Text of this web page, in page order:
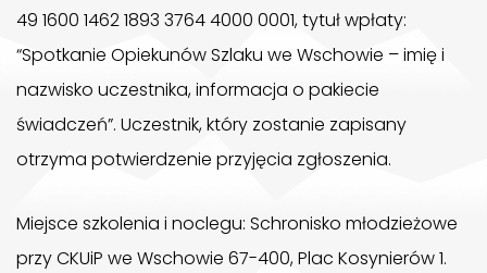
49 1600 1462 1893 3764 4000 0001, tytuł wpłaty:
“Spotkanie Opiekunów Szlaku we Wschowie – imię i
nazwisko uczestnika, informacja o pakiecie
świadczeń”. Uczestnik, który zostanie zapisany
otrzyma potwierdzenie przyjęcia zgłoszenia.
Miejsce szkolenia i noclegu: Schronisko młodzieżowe
przy CKUiP we Wschowie 67-400, Plac Kosynierów 1.